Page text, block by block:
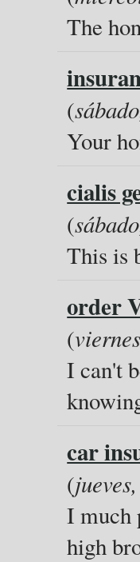
The
(
Your
cialis
(
This is
order
(
I can't
car
(
I much
high